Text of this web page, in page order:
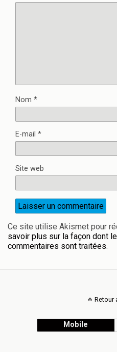
Nom *
E-mail *
Site web
Ce site utilise Akismet pour
savoir plus sur la façon dont
commentaires sont traitées.
Retour
Mobile